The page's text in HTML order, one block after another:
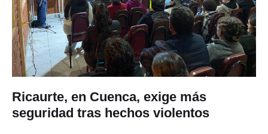
Ricaurte, en Cuenca, exige más
seguridad tras hechos violentos